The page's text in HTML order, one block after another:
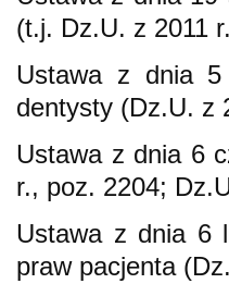
(t.j. Dz.U. z 2011
Ustawa z dnia
dentysty (Dz.U. z
Ustawa z dnia 6
r., poz. 2204;
Ustawa z dnia 6
praw pacjenta